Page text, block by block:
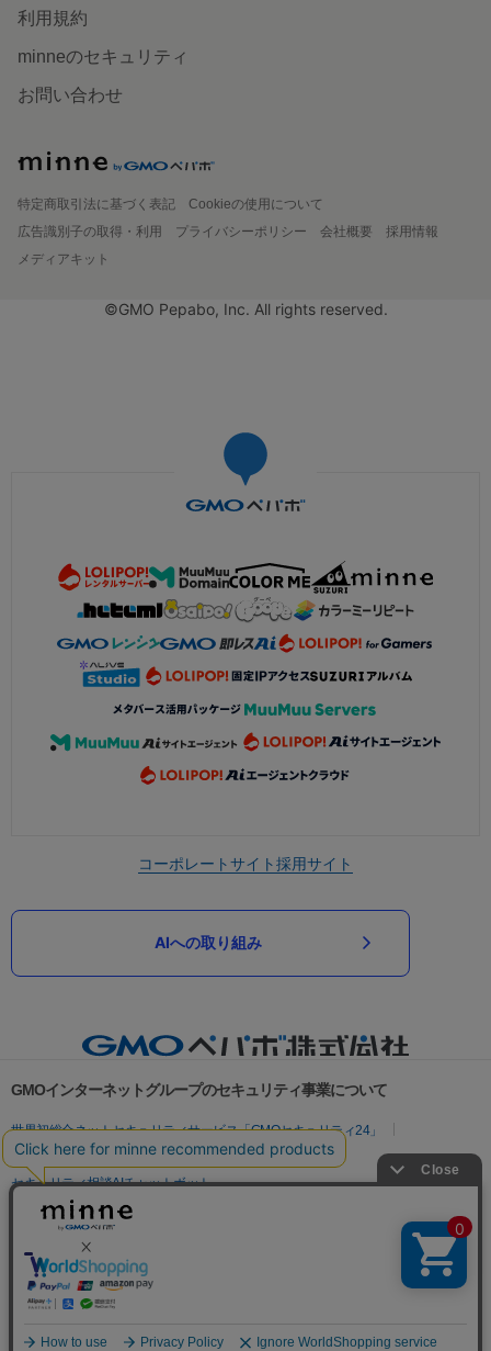
利用規約
minneのセキュリティ
お問い合わせ
特定商取引法に基づく表記
Cookieの使用について
広告識別子の取得・利用
プライバシーポリシー 会社概要
採用情報
メディアキット
©GMO Pepabo, Inc. All rights reserved.
コーポレートサイト採用サイト
AIへの取り組み
GMOインターネットグループのセキュリティ事業について
世界初総合ネットセキュリティサービス「GMOセキュリティ24」
パスワード漏洩診断
Webサイトリスク診断
セキュリティ相談AIチャットボット
実在証明・盗聴対策
サイバー攻撃対策（GMO Flatt Security）
セキュリティ事業の軌跡